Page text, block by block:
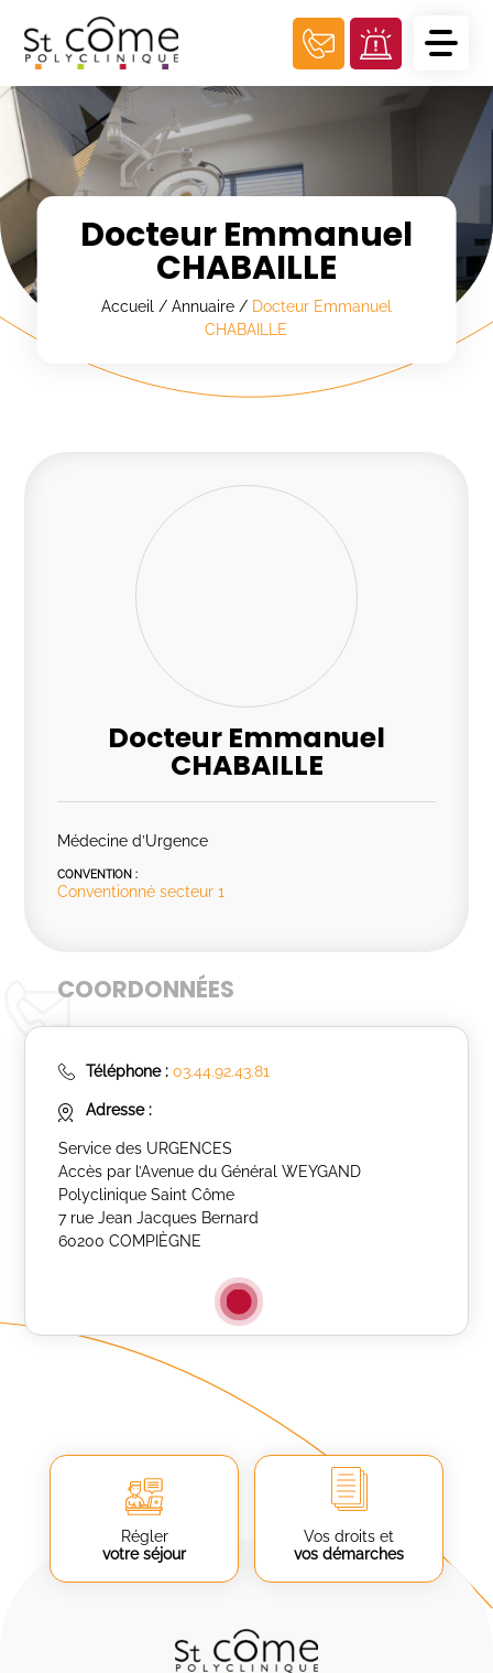
Docteur Emmanuel
CHABAILLE
Accueil / Annuaire/ Docteur Emmanuel
CHABAILLE
Docteur Emmanuel
CHABAILLE
Médecine d’Urgence
CONVENTION :
Conventionné secteur 1
COORDONNÉES
Téléphone : 03.44.92.43.81
Adresse :
Service des URGENCES
Accès par l’Avenue du Général WEYGAND
Polyclinique Saint Côme
7 rue Jean Jacques Bernard
60200 COMPIÈGNE
Régler
votre séjour
Vos droits et
vos démarches